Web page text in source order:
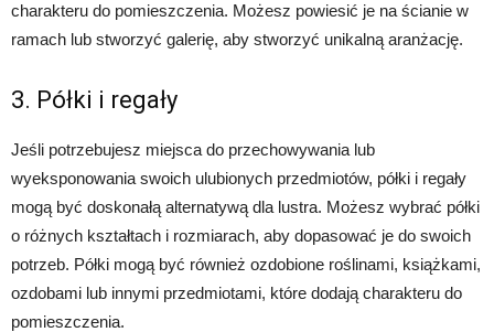
charakteru do pomieszczenia. Możesz powiesić je na ścianie w
ramach lub stworzyć galerię, aby stworzyć unikalną aranżację.
3. Półki i regały
Jeśli potrzebujesz miejsca do przechowywania lub
wyeksponowania swoich ulubionych przedmiotów, półki i regały
mogą być doskonałą alternatywą dla lustra. Możesz wybrać półki
o różnych kształtach i rozmiarach, aby dopasować je do swoich
potrzeb. Półki mogą być również ozdobione roślinami, książkami,
ozdobami lub innymi przedmiotami, które dodają charakteru do
pomieszczenia.